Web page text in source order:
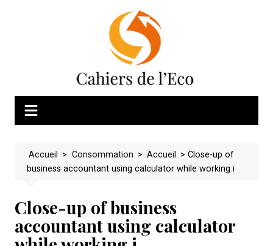
Accueil > Consommation > Accueil >Close-up of
business accountant using calculator while working i
Close-up of business
accountant using calculator